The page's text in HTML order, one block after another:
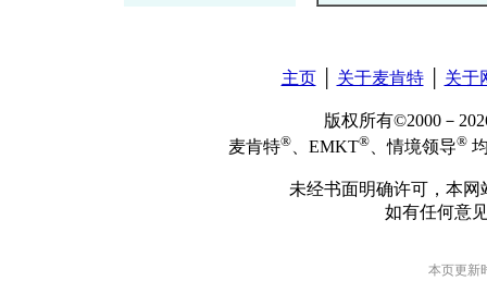
主页│ 关于麦肯特│ 关于
版权所有©2000－
麦肯特® 、EMKT® 、情境领导®
未经书面明确许可，本
如有任何意
本页更新